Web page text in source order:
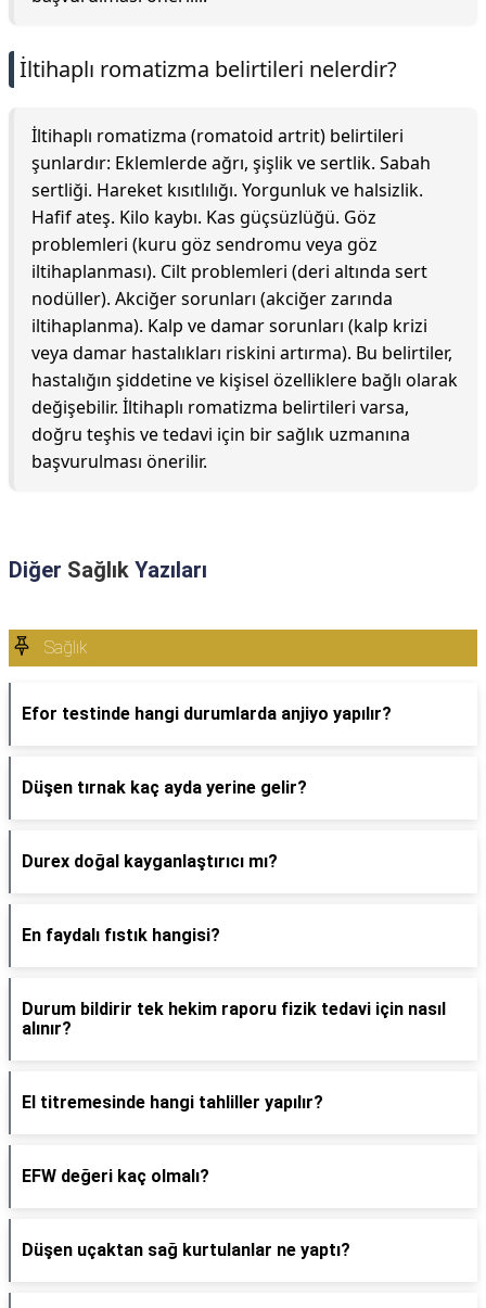
İltihaplı romatizma belirtileri nelerdir?
İltihaplı romatizma (romatoid artrit) belirtileri
şunlardır: Eklemlerde ağrı, şişlik ve sertlik. Sabah
sertliği. Hareket kısıtlılığı. Yorgunluk ve halsizlik.
Hafif ateş. Kilo kaybı. Kas güçsüzlüğü. Göz
problemleri (kuru göz sendromu veya göz
iltihaplanması). Cilt problemleri (deri altında sert
nodüller). Akciğer sorunları (akciğer zarında
iltihaplanma). Kalp ve damar sorunları (kalp krizi
veya damar hastalıkları riskini artırma). Bu belirtiler,
hastalığın şiddetine ve kişisel özelliklere bağlı olarak
değişebilir. İltihaplı romatizma belirtileri varsa,
doğru teşhis ve tedavi için bir sağlık uzmanına
başvurulması önerilir.
Diğer Sağlık Yazıları
Sağlık
Efor testinde hangi durumlarda anjiyo yapılır?
Düşen tırnak kaç ayda yerine gelir?
Durex doğal kayganlaştırıcı mı?
En faydalı fıstık hangisi?
Durum bildirir tek hekim raporu fizik tedavi için nasıl
alınır?
El titremesinde hangi tahliller yapılır?
EFW değeri kaç olmalı?
Düşen uçaktan sağ kurtulanlar ne yaptı?